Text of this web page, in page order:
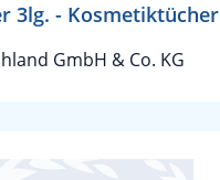
3lg. - Kosmetiktücher
GmbH & Co. KG